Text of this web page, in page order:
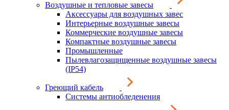
Воздушные и тепловые завесы
Аксессуары для воздушных завес
Интерьерные воздушные завесы
Коммерческие воздушные завесы
Компактные воздушные завесы
Промышленные
Пылевлагозащищенные воздушные завесы
(IP54)
Греющий кабель
Системы антиобледенения